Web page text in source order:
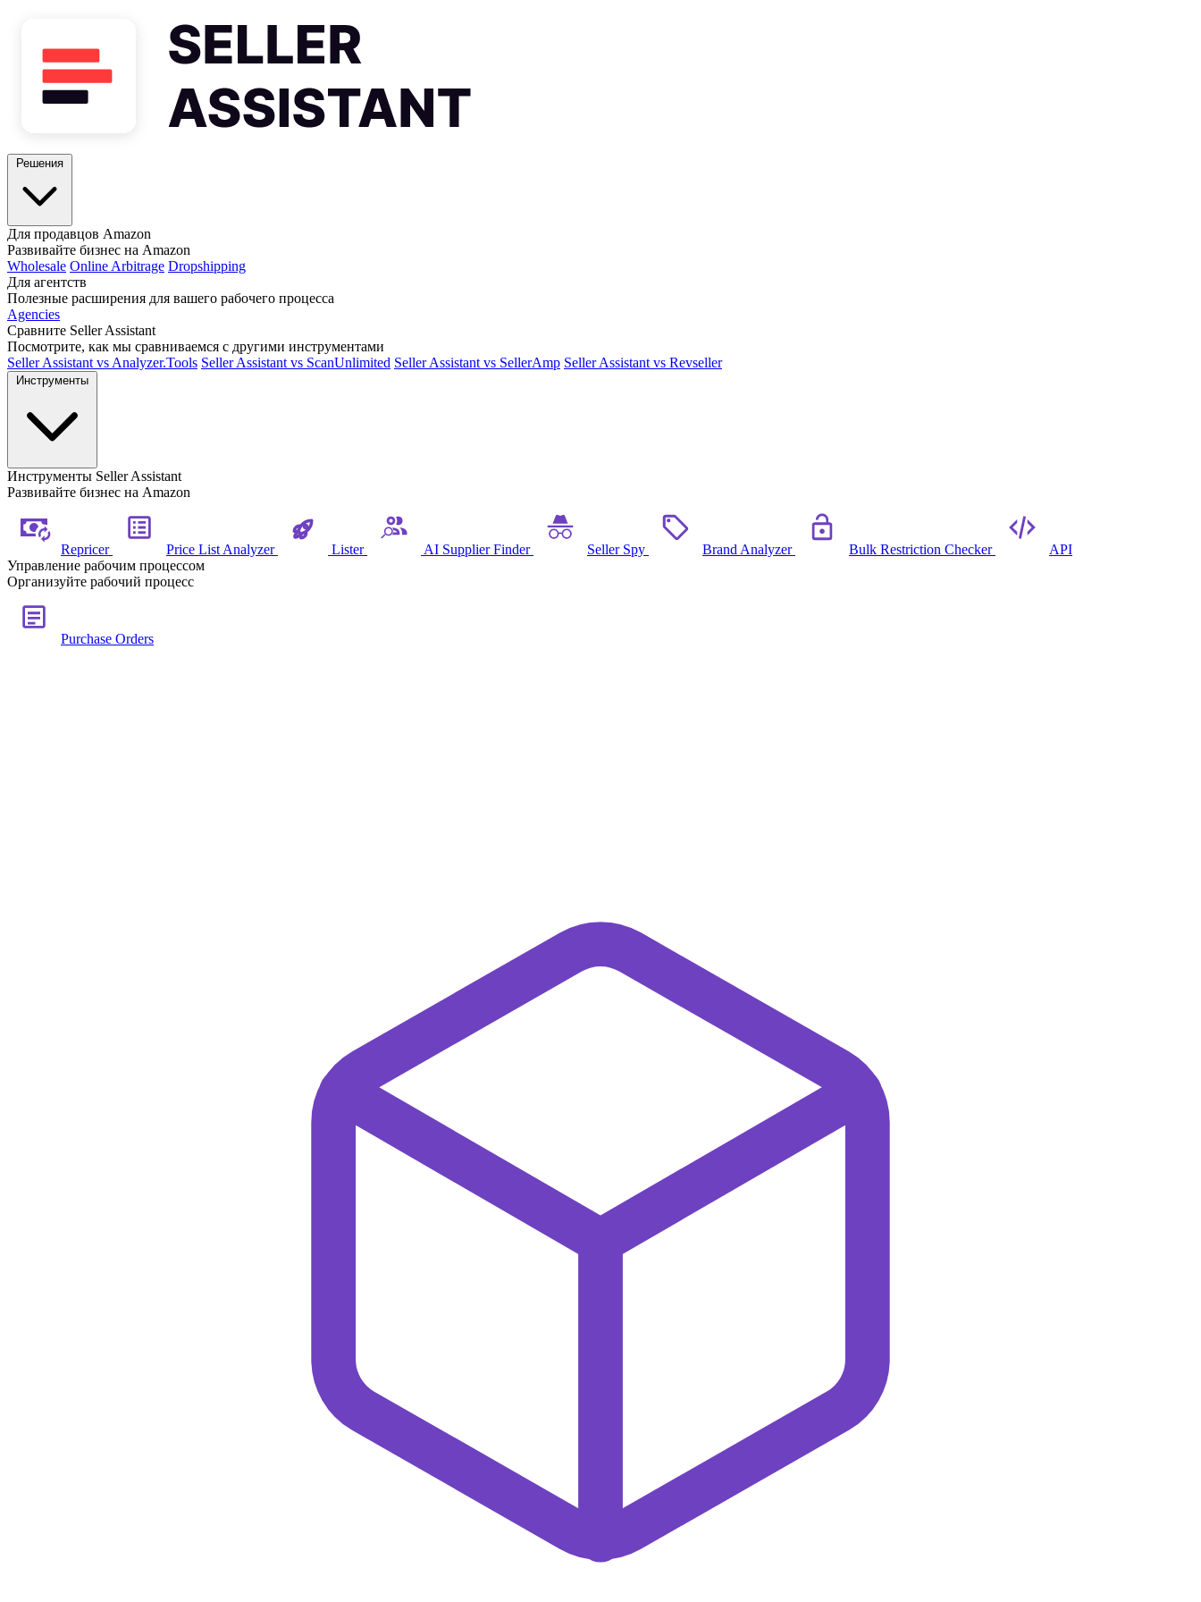
Для продавцов Amazon
Развивайте бизнес на Amazon
Wholesale Online Arbitrage Dropshipping
Для агентств
Полезные расширения для вашего рабочего процесса
Agencies
Сравните Seller Assistant
Посмотрите, как мы сравниваемся с другими инструментами
Seller Assistant vs Analyzer.Tools Seller Assistant vs ScanUnlimited Seller Assistant vs SellerAmp Seller Assistant vs Revseller
Инструменты Seller Assistant
Развивайте бизнес на Amazon
Repricer Price List Analyzer Lister AI Supplier Finder Seller Spy Brand Analyzer Bulk Restriction Checker
API
Управление рабочим процессом
Организуйте рабочий процесс
Purchase Orders